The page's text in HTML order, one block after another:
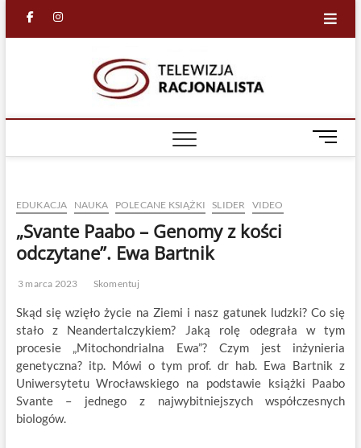
facebook
in
M
e
EDUKACJA NAUKA POLECANE KSIĄŻKI SLIDER VIDEO
„Svante Paabo – Genomy z kości
odczytane”. Ewa Bartnik
3 marca 2023 Skomentuj
Skąd się wzięło życie na Ziemi i nasz gatunek ludzki? Co się
stało z Neandertalczykiem? Jaką rolę odegrała w tym
procesie „Mitochondrialna Ewa”? Czym jest inżynieria
genetyczna? itp. Mówi o tym prof. dr hab. Ewa Bartnik z
Uniwersytetu Wrocławskiego na podstawie książki Paabo
Svante – jednego z najwybitniejszych współczesnych
biologów.